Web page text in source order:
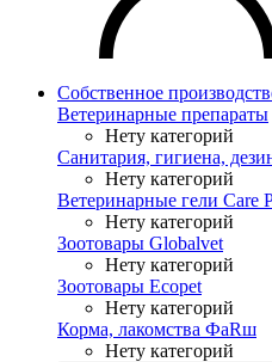
Собственное
Ветеринарные препараты
Нету категорий
Санитария, гигиена,
Нету категорий
Ветеринарные гели Care
Нету категорий
Зоотовары Globalvet
Нету категорий
Зоотовары Ecopet
Нету категорий
Корма, лакомства ФaRш
Нету категорий